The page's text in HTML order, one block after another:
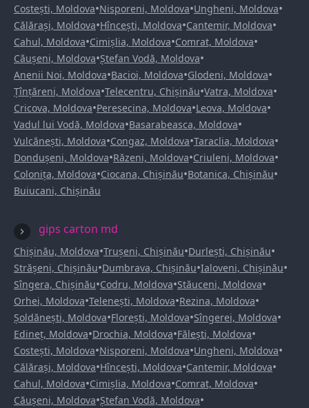
Costești, Moldova•Nisporeni, Moldova•Ungheni, Moldova•
Călărași, Moldova•Hîncești, Moldova•Cantemir, Moldova•
Cahul, Moldova•Cimișlia, Moldova•Comrat, Moldova•
Căușeni, Moldova•Ștefan Vodă, Moldova•
Anenii Noi, Moldova•Bacioi, Moldova•Glodeni, Moldova•
Țînțăreni, Moldova•Telecentru, Chișinău•Vatra, Moldova•
Cricova, Moldova•Peresecina, Moldova•Leova, Moldova•
Vadul lui Vodă, Moldova•Basarabeasca, Moldova•
Vulcănești, Moldova•Congaz, Moldova•Taraclia, Moldova•
Dondușeni, Moldova•Răzeni, Moldova•Criuleni, Moldova•
Colonița, Moldova•Ciocana, Chișinău•Botanica, Chișinău•
Buiucani, Chișinău
gips carton md
Chișinău, Moldova•Trușeni, Chișinău•Durlești, Chișinău•
Strășeni, Chișinău•Dumbrava, Chișinău•Ialoveni, Chișinău•
Sîngera, Chișinău•Codru, Moldova•Stăuceni, Moldova•
Orhei, Moldova•Telenești, Moldova•Rezina, Moldova•
Șoldănești, Moldova•Florești, Moldova•Sîngerei, Moldova•
Edineț, Moldova•Drochia, Moldova•Fălești, Moldova•
Costești, Moldova•Nisporeni, Moldova•Ungheni, Moldova•
Călărași, Moldova•Hîncești, Moldova•Cantemir, Moldova•
Cahul, Moldova•Cimișlia, Moldova•Comrat, Moldova•
Căușeni, Moldova•Ștefan Vodă, Moldova•